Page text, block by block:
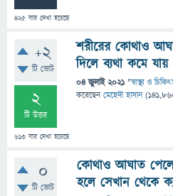
425 বার দেখা হয়েছে
+2
টি ভোট
2
টি উত্তর
613 বার দেখা হয়েছে
শরীরের কোথাও
দিলে ব্যথা কমে
04 জুলাই 2021 "স্বাস্থ্য ও
করেছেনমেহেদী হাসান (
0
টি ভোট
কোথাও আঘাত পেলে
হলে সেখান থেকে